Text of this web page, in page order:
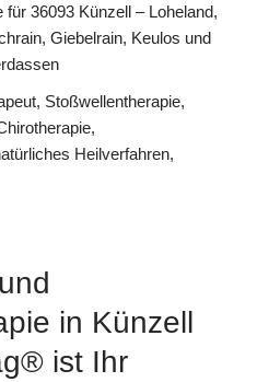
36093 Künzell – Loheland,
Giebelrain, Keulos und
Stoßwellentherapie,
Heilverfahren,
in Künzell
ist Ihr